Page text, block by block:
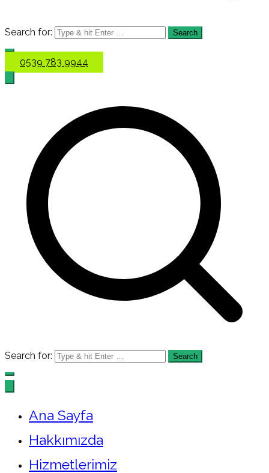
Search for:
0539 783 9944
Search for:
Ana Sayfa
Hakkımızda
Hizmetlerimiz